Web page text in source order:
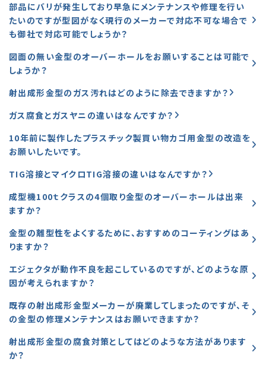
部品にバリが発生しており早急にメンテナンスや修理を行い
たいのですが型図がなく現行のメーカーで対応不可な場合で
も御社で対応可能でしょうか？
図面の無い金型のオーバーホールをお願いすることは可能で
しょうか？
射出成形金型のガス汚れはどのように除去できますか？
ガス腐食とガスヤニの違いはなんですか？
10年前に製作したプラスチック製買い物カゴ用金型の改造を
お願いしたいです。
TIG溶接とマイクロTIG溶接の違いはなんですか？
成型機100ｔクラスの4個取り金型のオーバーホールは出来
ますか？
金型の離型性をよくするために、おすすめのコーティングはあ
りますか？
エジェクタが動作不良を起こしているのですが、どのような原
因が考えられますか？
既存の射出成形金型メーカーが廃業してしまったのですが、そ
の金型の修理メンテナンスはお願いできますか？
射出成形金型の腐食対策としてはどのような方法があります
か？